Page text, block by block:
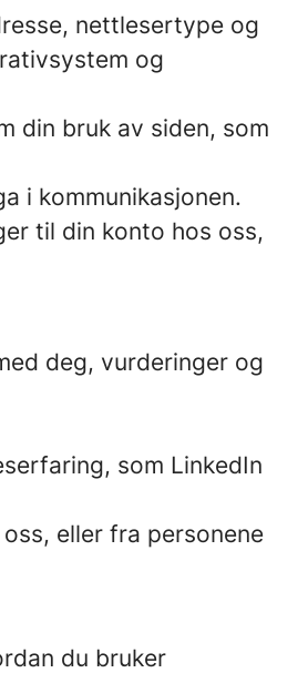
nettlesertype og
og
din bruk av siden, som
i kommunikasjonen.
til din konto hos oss,
deg, vurderinger og
som LinkedIn
eller fra personene
du bruker